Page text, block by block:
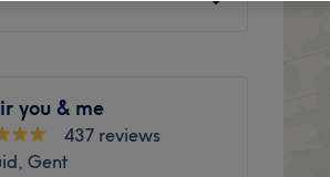
you & me
437 reviews
Gent